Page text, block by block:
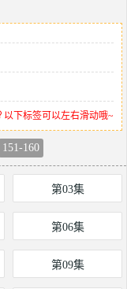
以下标签可以左右滑动哦~
151-160
第03集
第06集
第09集